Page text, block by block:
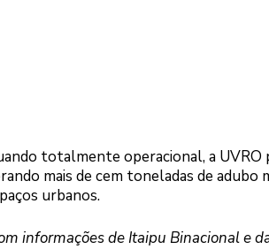
totalmente operacional, a
mais de cem toneladas de
urbanos.
informações de Itaipu Binacional e